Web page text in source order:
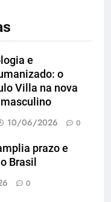
e
o
Villa na nova
10/06/2026 0
prazo e
Brasil
0